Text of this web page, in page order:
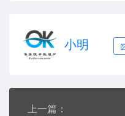
小明
上一篇：